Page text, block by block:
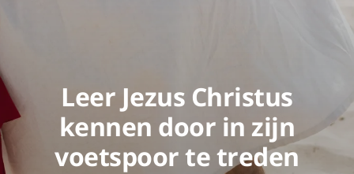
Leer Jezus Christus
kennen door in zijn
voetspoor te treden